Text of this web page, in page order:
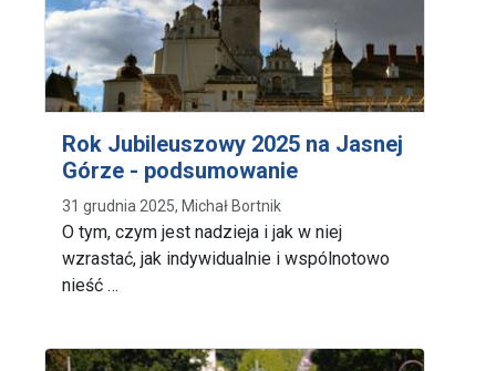
Rok Jubileuszowy 2025 na Jasnej
Górze - podsumowanie
31 grudnia 2025, Michał Bortnik
O tym, czym jest nadzieja i jak w niej
wzrastać, jak indywidualnie i wspólnotowo
nieść …